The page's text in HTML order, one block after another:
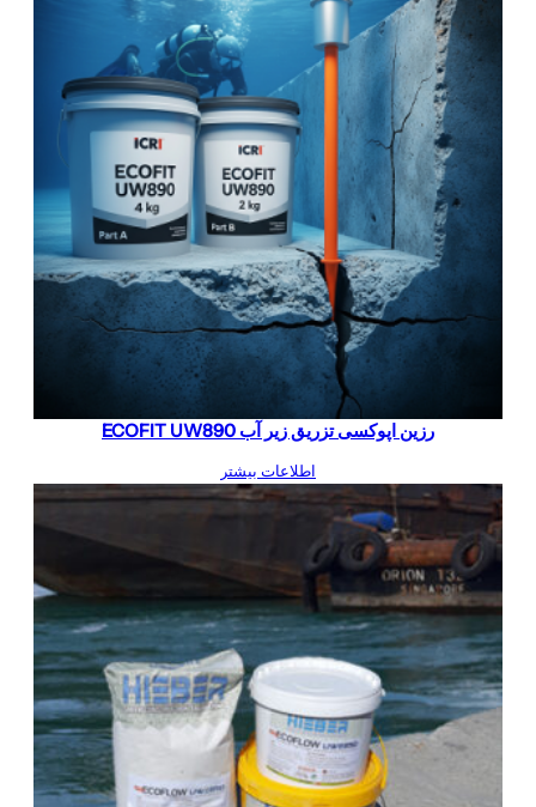
رزین اپوکسی تزریق زیر آب ECOFIT UW890
اطلاعات بیشتر